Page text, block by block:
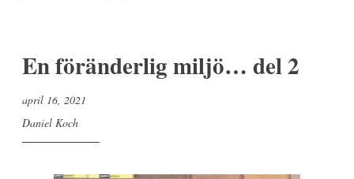
och
att
En föränderlig miljö… del 2
april 16, 2021
Daniel Koch